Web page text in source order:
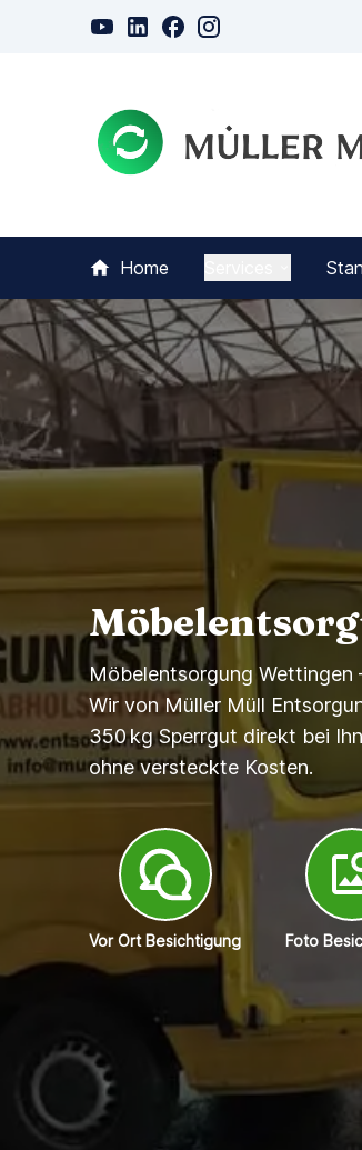
Home
Möbelentsorgung Wettingen
Wir von Müller Müll
350 kg Sperrgut direkt bei
ohne versteckte Kosten.
Vor Ort Besichtigung Foto